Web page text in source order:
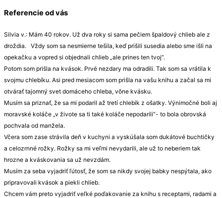
Referencie od vás
Silvia v.: Mám 40 rokov. Už dva roky si sama pečiem špaldový chlieb ale z
droždia. Vždy som sa nesmierne tešila, keď prišili susedia alebo sme išli na
opekačku a vopred si objednali chlieb „ale prines ten tvoj“.
Potom som prišla na kvások. Prvé nezdary ma odradili. Tak som sa vrátila k
svojmu chlebíku. Asi pred mesiacom som prišla na vašu knihu a začal sa mi
otvárať tajomný svet domáceho chleba, vône kvásku.
Musím sa priznať, že sa mi podaril až tretí chlebík z ošatky. Výnimočné boli aj
moravské koláče „v živote sa ti také koláče nepodarili“- to bola obrovská
pochvala od manžela.
Včera som zase strávila deň v kuchyni a vyskúšala som dukátové buchtičky
a celozrnné rožky. Rožky sa mi veľmi nevydarili, ale už to neberiem tak
hrozne a kváskovania sa už nevzdám.
Musím za seba vyjadriť ľútosť, že som sa nikdy svojej babky nespýtala, ako
pripravovali kvások a piekli chlieb.
Chcem vám preto vyjadriť veľké poďakovanie za knihu s receptami, radami a